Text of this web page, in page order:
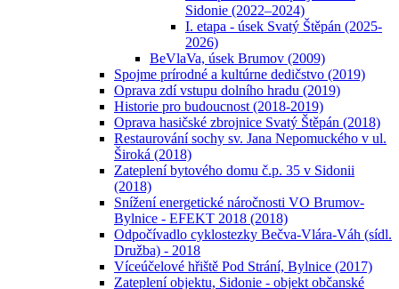
Sidonie (2022–2024)
I. etapa - úsek Svatý Štěpán (2025-
2026)
BeVlaVa, úsek Brumov (2009)
Spojme prírodné a kultúrne dedičstvo (2019)
Oprava zdí vstupu dolního hradu (2019)
Historie pro budoucnost (2018-2019)
Oprava hasičské zbrojnice Svatý Štěpán (2018)
Restaurování sochy sv. Jana Nepomuckého v ul.
Široká (2018)
Zateplení bytového domu č.p. 35 v Sidonii
(2018)
Snížení energetické náročnosti VO Brumov-
Bylnice - EFEKT 2018 (2018)
Odpočívadlo cyklostezky Bečva-Vlára-Váh (sídl.
Družba) - 2018
Víceúčelové hřiště Pod Strání, Bylnice (2017)
Zateplení objektu, Sidonie - objekt občanské